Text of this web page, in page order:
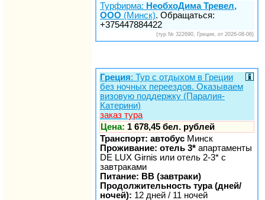
Турфирма: НеобхоДима Тревел,
ООО (Минск). Обращаться:
+375447884422
(тур № 322690, Греция, от 2026-08-06)
Греция: Тур с отдыхом в Греции
без ночных переездов. Оказываем
визовую поддержку (Паралия-
Катерини)
заказ тура
Цена: 1 678,45 бел. рублей
Транспорт: автобус Минск
Проживание: отель 3* апартаменты
DE LUX Girnis или отель 2-3* с
завтраками
Питание: BB (завтраки)
Продолжительность тура (дней/
ночей): 12 дней / 11 ночей